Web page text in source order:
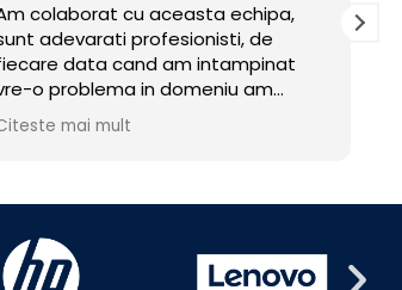
Am găsit firma pe internet. Aveam o
problema complicata de
sincronizare între telefon și ceasul
brățară. La sediul lor din spatele
Mega Mall, am fost primit și, în
jumătate de oră, mi-au rezolvat
latitudinea mea!). Adaug cuvenite le
mulțumiri.
Citeste mai mult